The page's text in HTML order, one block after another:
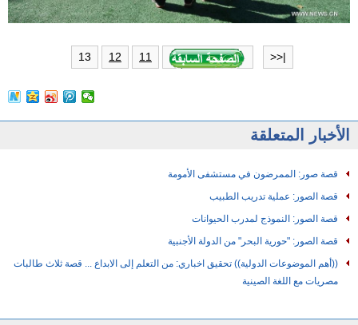
|<<
11
12
13
الأخبار المتعلقة
قصة صور: الممرضون في مستشفى الأمومة
قصة الصور: عملية تدريب الطبيب
قصة الصور: النموذج لمدرب الحيوانات
قصة الصور: "حورية البحر" من الدولة الأجنبية
((أهم الموضوعات الدولية)) تحقيق اخباري: من التعلم إلى الابداع ... قصة ثلاث طالبات
مصريات مع اللغة الصينية